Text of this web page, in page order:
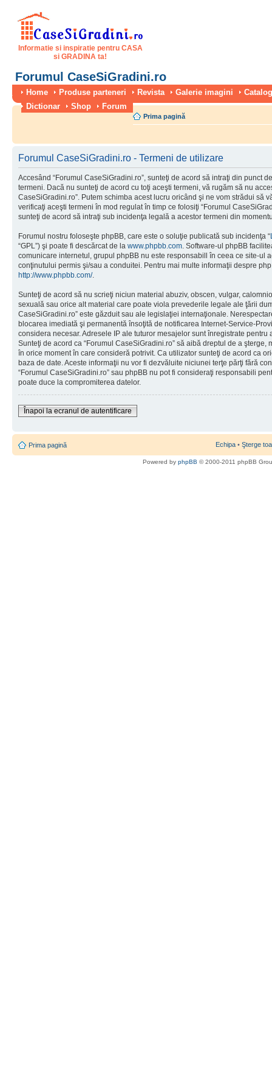
Informatie si inspiratie pentru CASA
si GRADINA ta!
Forumul CaseSiGradini.ro
Home Produse parteneri Revista Galerie imagini
Dictionar
Shop Forum
Prima pagină
Forumul CaseSiGradini.ro - Termeni de utilizare
Accesând “Forumul CaseSiGradini.ro”, sunteţi de acord să intraţi din punct
termeni. Dacă nu sunteţi de acord cu toţi aceşti termeni, vă rugăm să nu
CaseSiGradini.ro”. Putem schimba acest lucru oricând şi ne vom strădui să
verificaţi aceşti termeni în mod regulat în timp ce folosiţi “Forumul
sunteţi de acord să intraţi sub incidenţa legală a acestor termeni din
Forumul nostru foloseşte phpBB, care este o soluţie publicată sub incidenţa “
“GPL”) şi poate fi descărcat de la www.phpbb.com. Software-ul phpBB
comunicare internetul, grupul phpBB nu este responsabill în ceea ce site-ul
conţinutului permis şi/sau a conduitei. Pentru mai multe informaţii despre
http://www.phpbb.com/.
Sunteţi de acord să nu scrieţi niciun material abuziv, obscen, vulgar,
sexuală sau orice alt material care poate viola prevederile legale ale ţării
CaseSiGradini.ro” este găzduit sau ale legislaţiei internaţionale.
blocarea imediată şi permanentă însoţită de notificarea Internet-Service-
considera necesar. Adresele IP ale tuturor mesajelor sunt înregistrate
Sunteţi de acord ca “Forumul CaseSiGradini.ro” să aibă dreptul de a
în orice moment în care consideră potrivit. Ca utilizator sunteţi de acord ca
baza de date. Aceste informaţii nu vor fi dezvăluite niciunei terţe părţi fără
“Forumul CaseSiGradini.ro” sau phpBB nu pot fi consideraţi responsabili
poate duce la compromiterea datelor.
Înapoi la ecranul de autentificare
Prima pagină Echipa • Şterge
Powered by phpBB © 2000-2011 phpBB